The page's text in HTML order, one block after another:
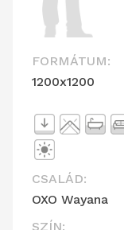
FORMÁTUM:
1200x1200
CSALÁD:
OXO Wayana
SZÍN: